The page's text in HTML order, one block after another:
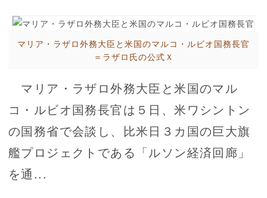
マリア・ラザロ外務大臣と米国のマルコ・ルビオ国務長官
＝ラザロ氏の公式Ｘ
マリア・ラザロ外務大臣と米国のマル
コ・ルビオ国務長官は５日、米ワシントン
の国務省で会談し、比米日３カ国の巨大旗
艦プロジェクトである「ルソン経済回廊」
を通...